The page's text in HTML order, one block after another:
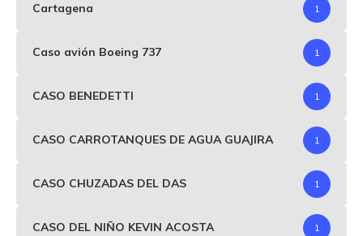
Cartagena 1
Caso avión Boeing 737 1
CASO BENEDETTI 1
CASO CARROTANQUES DE AGUA GUAJIRA 1
CASO CHUZADAS DEL DAS 1
CASO DEL NIÑO KEVIN ACOSTA 1